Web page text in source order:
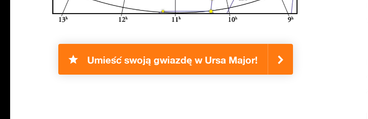
Umieść swoją gwiazdę w Ursa Major!